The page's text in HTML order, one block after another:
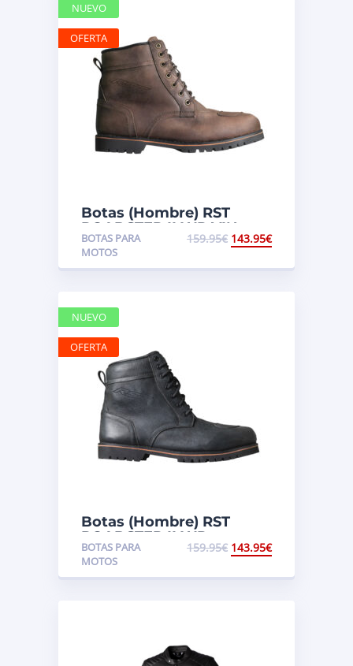
Botas (Hombre) RST
ROADSTER II WP VIN
BOTAS PARA
MOTOS
159.95€ 143.95€
NUEVO
OFERTA
Botas (Hombre) RST
ROADSTER II WP
BOTAS PARA
MOTOS
159.95€ 143.95€
NUEVO
OFERTA